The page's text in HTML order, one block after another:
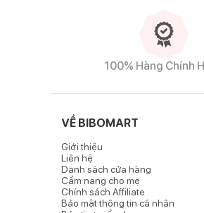
100% Hàng Chính
VỀ BIBOMART
Giới thiệu
Liên hệ
Danh sách cửa hàng
Cẩm nang cho mẹ
Chính sách Affiliate
Bảo mật thông tin cá nhân